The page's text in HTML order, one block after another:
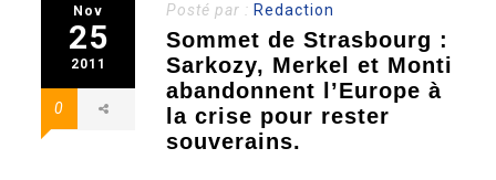
Nov
25
2011
0
Posté par : Redaction
Sommet de Strasbourg :
Sarkozy, Merkel et Monti
abandonnent l’Europe à
la crise pour rester
souverains.